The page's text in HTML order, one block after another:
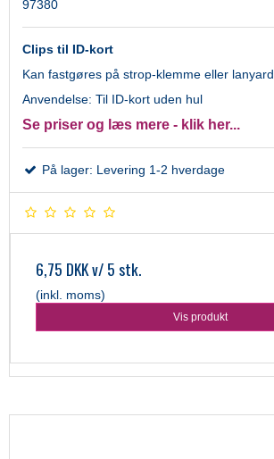
97380
Clips til ID-kort
Kan fastgøres på strop-klemme eller lanyard
Anvendelse: Til ID-kort uden hul
Se priser og læs mere - klik her...
På lager: Levering 1-2 hverdage
6,75 DKKv/ 5 stk.
(inkl. moms)
Vis produkt